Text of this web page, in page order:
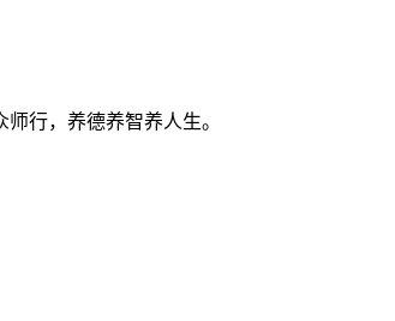
行，养德养智养人生。